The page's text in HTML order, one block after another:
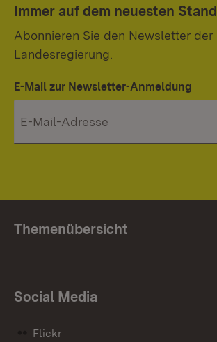
Immer auf dem neuesten Stand
Abonnieren Sie den Newsletter der
Landesregierung.
E-Mail zur Newsletter-Anmeldung
Themenübersicht
Social Media
Flickr